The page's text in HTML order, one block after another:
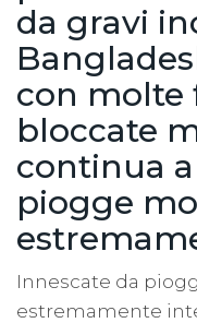
da gravi
con molte
bloccate
continua
piogge
Innescate da
estremamente